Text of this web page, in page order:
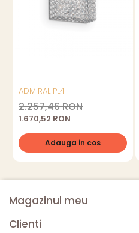
ADMIRAL PL4
2.257,46 RON
1.670,52 RON
Adauga in cos
Magazinul meu
Clienti